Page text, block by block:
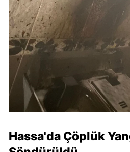
Hassa'da Çöplük